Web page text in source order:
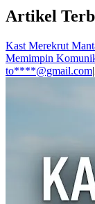
Artikel
Kast Merekrut
Memimpin
to****@gmail.com|